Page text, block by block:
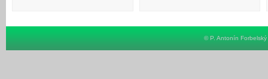
© P. Antonín